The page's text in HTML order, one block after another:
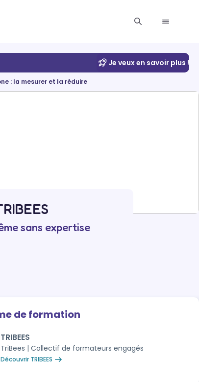
Je veux en savoir plus !
: la mesurer et la réduire
sans expertise
de formation
TRIBEES
TriBees | Collectif de formateurs engagés
Découvrir TRIBEES